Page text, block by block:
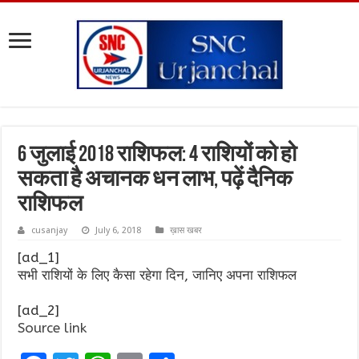
6 जुलाई 2018 राशिफल: 4 राशियों को हो
सकता है अचानक धन लाभ, पढ़ें दैनिक
राशिफल
cusanjay July 6, 2018 ख़ास खबर
[ad_1]
सभी राशियों के लिए कैसा रहेगा दिन, जानिए अपना राशिफल
[ad_2]
Source link